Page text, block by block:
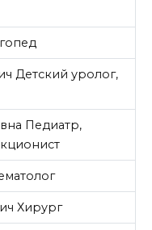
Детский уролог,
Педиатр,
Хирург